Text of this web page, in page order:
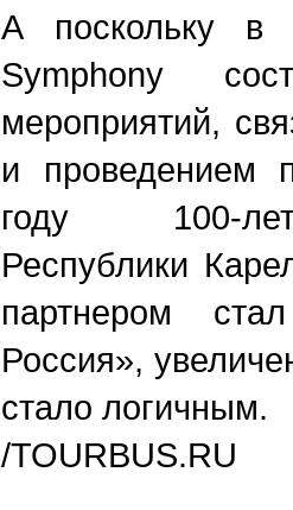
А поскольку в
Symphony
мероприятий,
и проведением
году 100-
Республики
партнером
Россия»,
стало логичным.
/TOURBUS.RU